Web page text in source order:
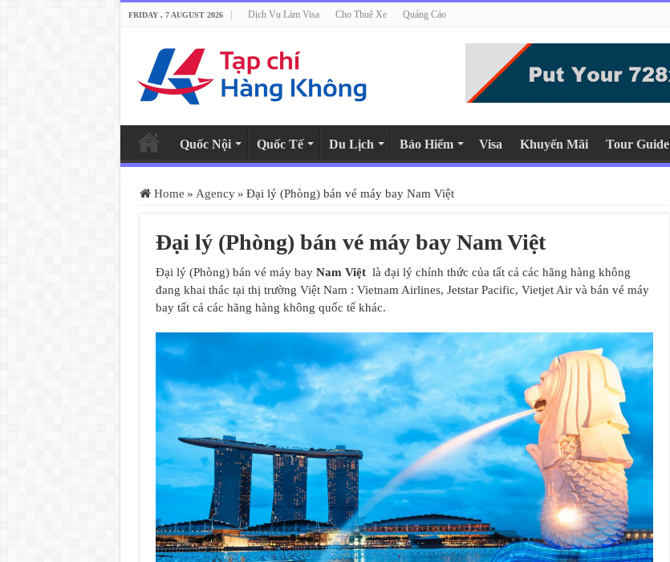
FRIDAY , 7 AUGUST 2026 Dịch Vụ Làm Visa Cho Thuê Xe Quảng Cáo
Quốc Nội Quốc Tế Du Lịch Bảo Hiểm Visa Khuyến Mãi Tour Guide
Home » Agency » Đại lý (Phòng) bán vé máy bay Nam Việt
Đại lý (Phòng) bán vé máy bay Nam Việt
Đại lý (Phòng) bán vé máy bayNam Việt là đại lý chính thức của tất cả các hãng hàng không
đang khai thác tại thị trường Việt Nam : Vietnam Airlines, Jetstar Pacific, Vietjet Air và bán vé máy
bay tất cả các hãng hàng không quốc tế khác.